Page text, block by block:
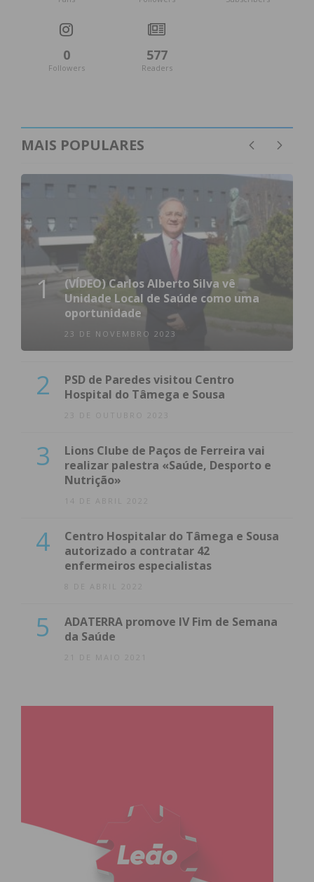
0
Followers
577
Readers
MAIS POPULARES
1
(VÍDEO) Carlos Alberto Silva vê
Unidade Local de Saúde como uma
oportunidade
23 DE NOVEMBRO 2023
2
PSD de Paredes visitou Centro
Hospital do Tâmega e Sousa
23 DE OUTUBRO 2023
3
Lions Clube de Paços de Ferreira vai
realizar palestra «Saúde, Desporto e
Nutrição»
14 DE ABRIL 2022
4
Centro Hospitalar do Tâmega e Sousa
autorizado a contratar 42
enfermeiros especialistas
8 DE ABRIL 2022
5
ADATERRA promove IV Fim de Semana
da Saúde
21 DE MAIO 2021